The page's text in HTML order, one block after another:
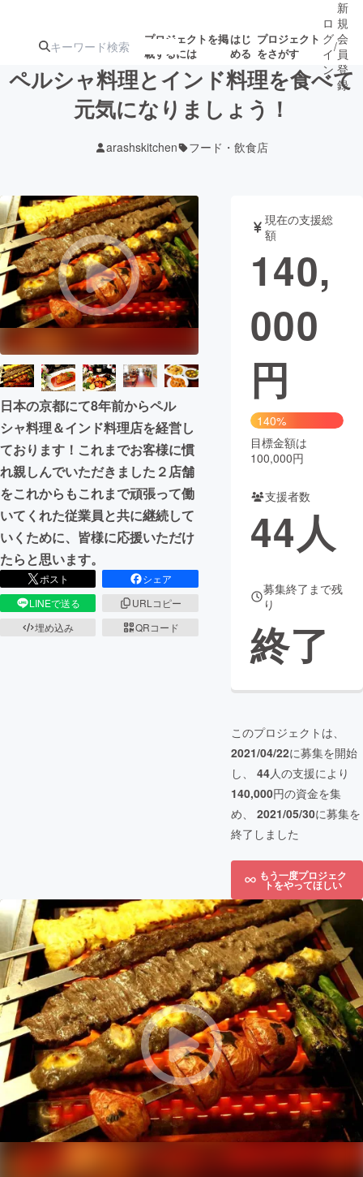
プロジェクトを掲
載するには
はじ
める
プロジェクト
をさがす
ターン
ジェクト
募集終了が近いプ
ロジェクト
アート・写真 音楽
テクノロジー・ガジェット ゲーム・サ
映像・映画
ビジネス・起業
まちづくり・地域活性化
CAMPFIRE for Social Good
CAMPFIRE Creation
CAMPFIREふるさと納税machi-ya コミュニティ
ロ
グ
イ
ン
/
新
規
会
員
登
録
ペルシャ料理とインド料理を食べて
元気になりましょう！
arashskitchen フード・飲食店
日本の京都にて8年前からペル
シャ料理＆インド料理店を経営し
ております！これまでお客様に慣
れ親しんでいただきました２店舗
をこれからもこれまで頑張って働
いてくれた従業員と共に継続して
いくために、皆様に応援いただけ
たらと思います。
ポスト
シェア
LINEで送る
URLコピー
埋め込み
QRコード
現在の支援総
額
140,
000
円
140%
目標金額は
100,000円
支援者数
44人
募集終了まで残
り
終了
このプロジェクトは、
2021/04/22に募集を開始
し、 44人の支援により
140,000円の資金を集
め、 2021/05/30に募集を
終了しました
もう一度プロジェク
トをやってほしい